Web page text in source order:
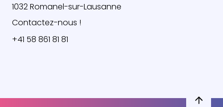
1032 Romanel-sur-Lausanne
Contactez-nous !
+41 58 861 81 81